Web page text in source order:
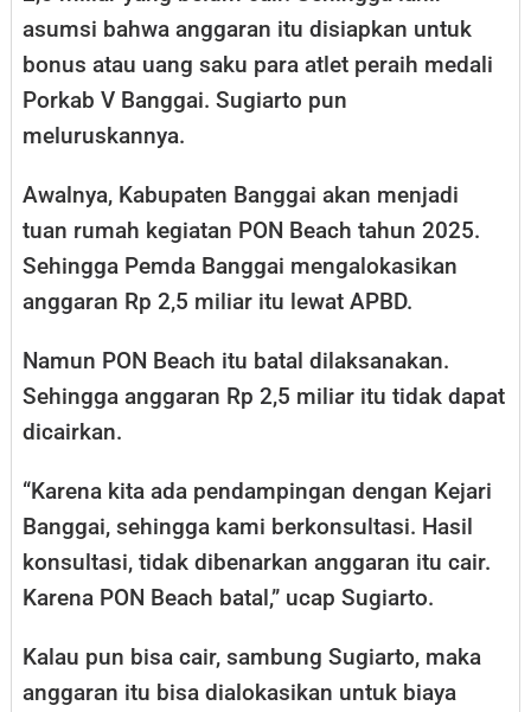
asumsi bahwa anggaran itu disiapkan untuk
bonus atau uang saku para atlet peraih medali
Porkab V Banggai. Sugiarto pun
meluruskannya.
Awalnya, Kabupaten Banggai akan menjadi
tuan rumah kegiatan PON Beach tahun 2025.
Sehingga Pemda Banggai mengalokasikan
anggaran Rp 2,5 miliar itu lewat APBD.
Namun PON Beach itu batal dilaksanakan.
Sehingga anggaran Rp 2,5 miliar itu tidak dapat
dicairkan.
“Karena kita ada pendampingan dengan Kejari
Banggai, sehingga kami berkonsultasi. Hasil
konsultasi, tidak dibenarkan anggaran itu cair.
Karena PON Beach batal,” ucap Sugiarto.
Kalau pun bisa cair, sambung Sugiarto, maka
anggaran itu bisa dialokasikan untuk biaya